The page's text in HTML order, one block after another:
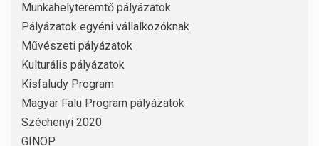
Munkahelyteremtő pályázatok
Pályázatok egyéni vállalkozóknak
Művészeti pályázatok
Kulturális pályázatok
Kisfaludy Program
Magyar Falu Program pályázatok
Széchenyi 2020
GINOP